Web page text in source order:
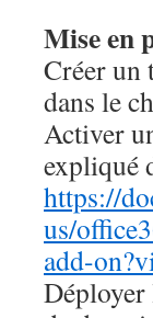
Mise en
Créer un
dans le
Activer
expliqué
https://
us/
add-